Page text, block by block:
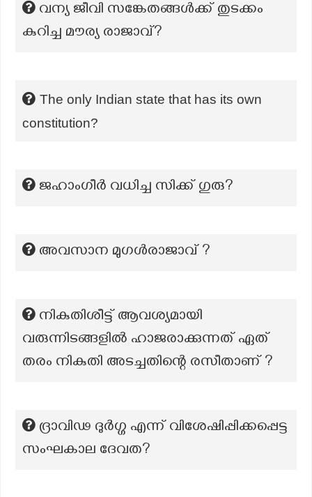
വന്യ ജീവി സങ്കേതങ്ങൾക്ക് തുടക്കം
കുറിച്ച മൗര്യ രാജാവ്?
The only Indian state that has its own
constitution?
ജഹാംഗീർ വധിച്ച സിക്ക് ഗുരു?
അവസാന മുഗൾരാജാവ് ?
നികുതിശീട്ട് ആവശ്യമായി
വരുന്നിടങ്ങളിൽ ഹാജരാക്കുന്നത്‌ ഏത്
തരം നികുതി അടച്ചതിന്റെ രസീതാണ് ?
ദ്രാവിഢ ദുർഗ്ഗ എന്ന് വിശേഷിപ്പിക്കപ്പെട്ട
സംഘകാല ദേവത?